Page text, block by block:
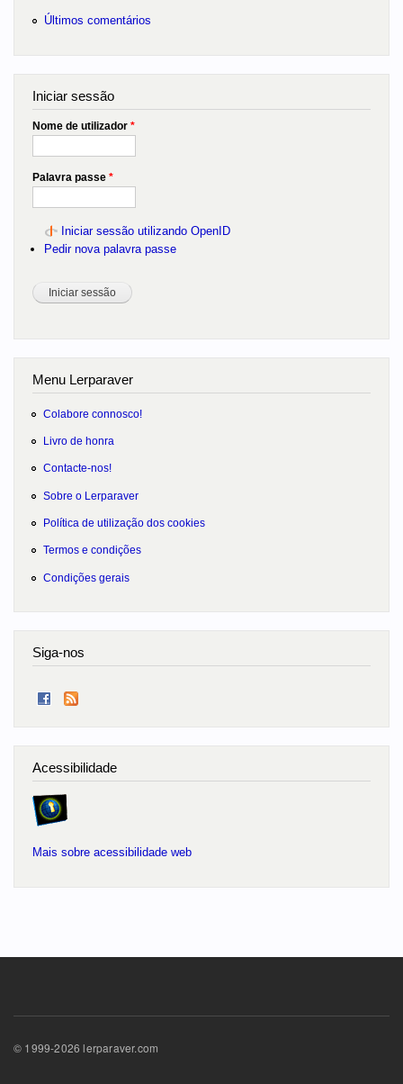
Últimos comentários
Iniciar sessão
Nome de utilizador *
Palavra passe *
Iniciar sessão utilizando OpenID
Pedir nova palavra passe
Menu Lerparaver
Colabore connosco!
Livro de honra
Contacte-nos!
Sobre o Lerparaver
Política de utilização dos cookies
Termos e condições
Condições gerais
Siga-nos
Acessibilidade
Mais sobre acessibilidade web
© 1999-2026 lerparaver.com